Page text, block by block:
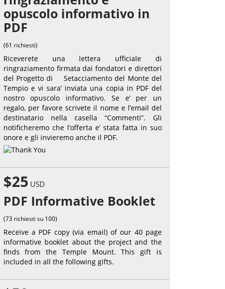
opuscolo informativo in
PDF
(61 richiesti)
Riceverete una lettera ufficiale di
ringraziamento firmata dai fondatori e direttori
del Progetto di Setacciamento del Monte del
Tempio e vi sara’ inviata una copia in PDF del
nostro opuscolo informativo. Se e’ per un
regalo, per favore scrivete il nome e l’email del
destinatario nella casella “Commenti”. Gli
notificheremo che l’offerta e’ stata fatta in suo
onore e gli invieremo anche il PDF.
$25 USD
PDF Informative Booklet
(73 richiesti su 100)
Receive a PDF copy (via email) of our 40 page
informative booklet about the project and the
finds from the Temple Mount. This gift is
included in all the following gifts.